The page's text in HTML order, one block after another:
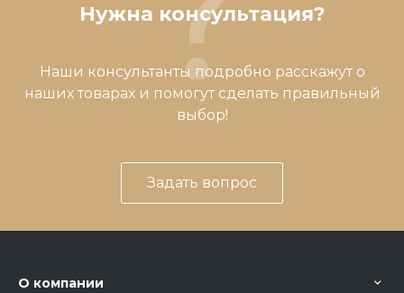
Нужна консультация?
Наши консультанты подробно расскажут о
наших товарах и помогут сделать правильный
выбор!
Задать вопрос
О компании